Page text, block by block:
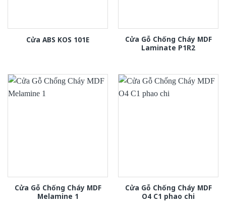
Cửa ABS KOS 101E
Cửa Gỗ Chống Cháy MDF
Laminate P1R2
Cửa Gỗ Chống Cháy MDF
Melamine 1
Cửa Gỗ Chống Cháy MDF
O4 C1 phao chi